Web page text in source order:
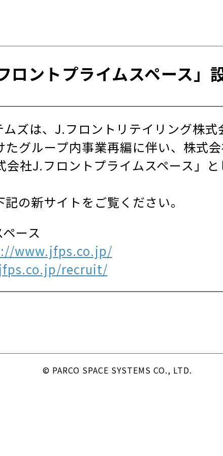
ロントプライムスペース」
ズは、J.フロントリテイリング株
グループ内事業再編に伴い、株式
社J.フロントプライムスペース」
の新サイトをご覧ください。
ース
www.jfps.co.jp/
recruit/
© PARCO SPACE SYSTEMS CO., LTD.